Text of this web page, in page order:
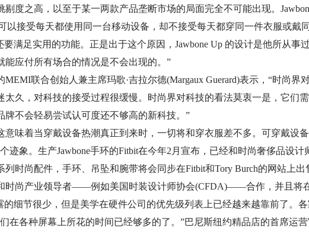
度之高，以至于某一两款产品垄断市场的局面完全不可能出现。
以接受每天都使用同一台移动设备，却不接受每天都穿同一件衣服或戴
要满足实用的功能。正是出于这个原因，Jawbone Up 的设计是他所从事
能应付所有场合的情况是不会出现的。”
联合创始人兼主席玛歌·吉拉尔德(Margaux Guerard)表示，“时尚界
太久，对科技的接受过程很缓慢。时尚界对科技的看法莫衷一是，它们
牌不会轻易尝试认可度还不够高的新科技。”
意味着当穿戴设备热潮真正到来时，一切将和穿衣服差不多。可穿戴设
迹象。生产Jawbone手环的Fitbit在今年2月宣布，已经和时尚奢侈品设计
时尚配件，手环、吊坠和腕带将会同步在Fitbit和Tory Burch的网站上出
时尚产业领导者——例如美国时装设计师协会(CFDA)——合作，并且将
的细节很少，但是美学在硬件公司的优先级列表上已经越来越靠前了。
在各种屏幕上所花的时间已经够多的了。”巴尼斯纽约精品店的首席运营